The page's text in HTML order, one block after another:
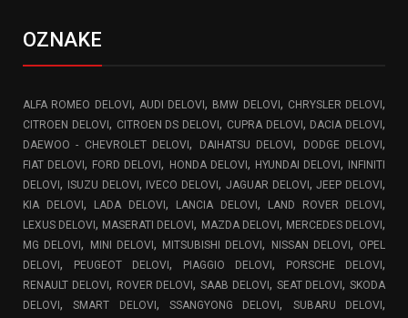
OZNAKE
ALFA ROMEO DELOVI , AUDI DELOVI , BMW DELOVI , CHRYSLER DELOVI ,
CITROEN DELOVI , CITROEN DS DELOVI , CUPRA DELOVI , DACIA DELOVI ,
DAEWOO - CHEVROLET DELOVI, DAIHATSU DELOVI, DODGE DELOVI,
FIAT DELOVI, FORD DELOVI, HONDA DELOVI , HYUNDAI DELOVI ,
INFINITI
DELOVI , ISUZU DELOVI , IVECO DELOVI , JAGUAR DELOVI ,JEEP DELOVI ,
KIA DELOVI , LADA DELOVI , LANCIA DELOVI , LAND ROVER DELOVI ,
LEXUS DELOVI, MASERATI DELOVI, MAZDA DELOVI , MERCEDES DELOVI,
MG DELOVI, MINI DELOVI , MITSUBISHI DELOVI, NISSAN DELOVI , OPEL
DELOVI , PEUGEOT DELOVI , PIAGGIO DELOVI , PORSCHE DELOVI ,
RENAULT DELOVI , ROVER DELOVI, SAAB DELOVI , SEAT DELOVI, SKODA
DELOVI ,SMART DELOVI ,SSANGYONG DELOVI, SUBARU DELOVI,